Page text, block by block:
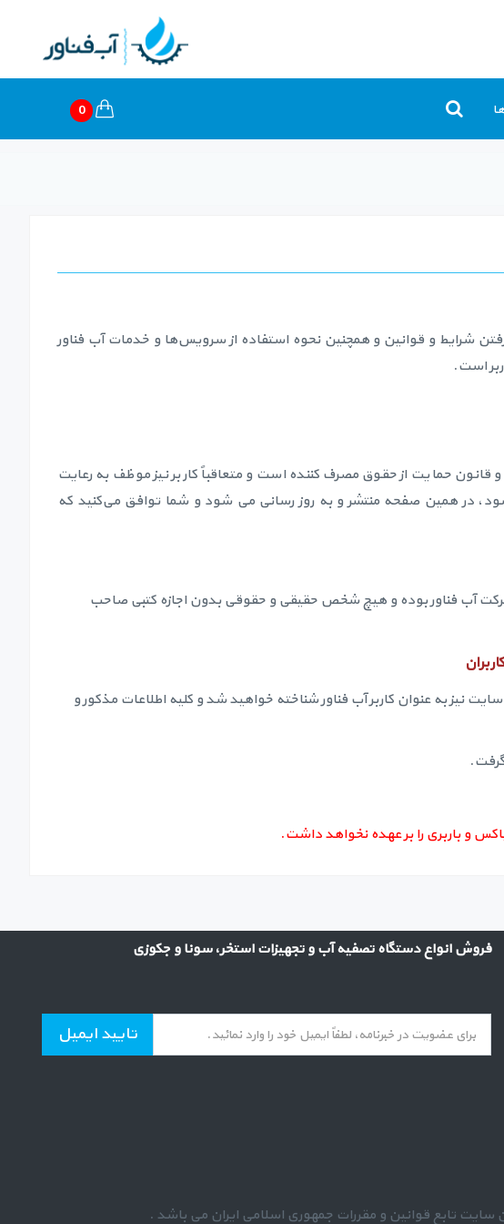
0
شرایط و قوانین و همچنین نحوه استفاده از سرویس‌‏ها و خدمات آب فناور
است.
قانون حمایت از حقوق مصرف کننده است و متعاقباً کاربر نیز موظف به رعایت
در همین صفحه منتشر و به روز رسانی می شود و شما توافق می‏‌کنید که
آب فناور بوده و هیچ شخص حقیقی و حقوقی بدون اجازه کتبی صاحب
نیز به عنوان کاربر آب فناور شناخته خواهید شد و کلیه اطلاعات مذکور و
گرفت.
و باربری را بر عهده نخواهد داشت.
فروش انواع دستگاه تصفیه آب و تجهیزات استخر، سونا و جکوزی
تایید ایمیل
تابع قوانین و مقررات جمهوری اسلامی ایران می باشد .